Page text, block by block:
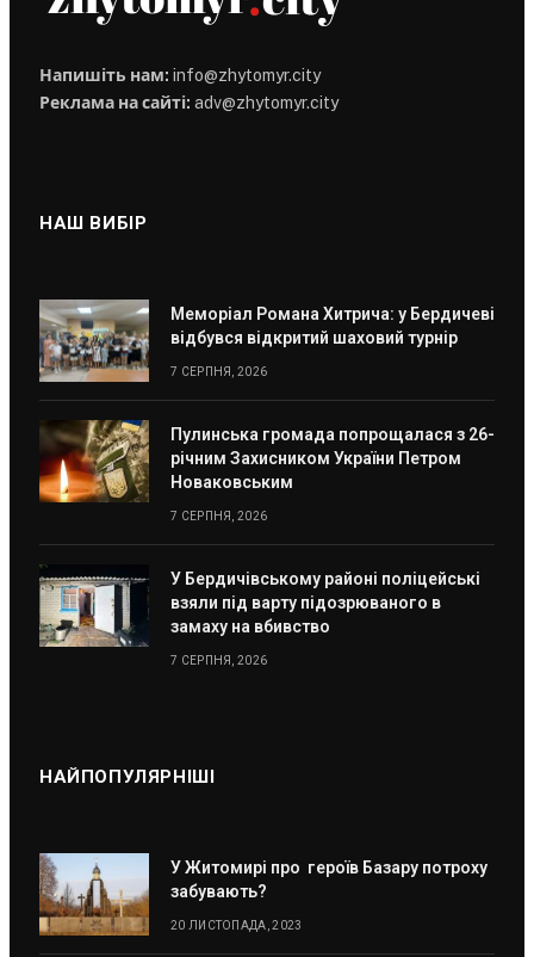
Напишіть нам: info@zhytomyr.city
Реклама на сайті: adv@zhytomyr.city
НАШ ВИБІР
Меморіал Романа Хитрича: у Бердичеві
відбувся відкритий шаховий турнір
7 СЕРПНЯ, 2026
Пулинська громада попрощалася з 26-
річним Захисником України Петром
Новаковським
7 СЕРПНЯ, 2026
У Бердичівському районі поліцейські
взяли під варту підозрюваного в
замаху на вбивство
7 СЕРПНЯ, 2026
НАЙПОПУЛЯРНІШІ
У Житомирі про героїв Базару потроху
забувають?
20 ЛИСТОПАДА, 2023